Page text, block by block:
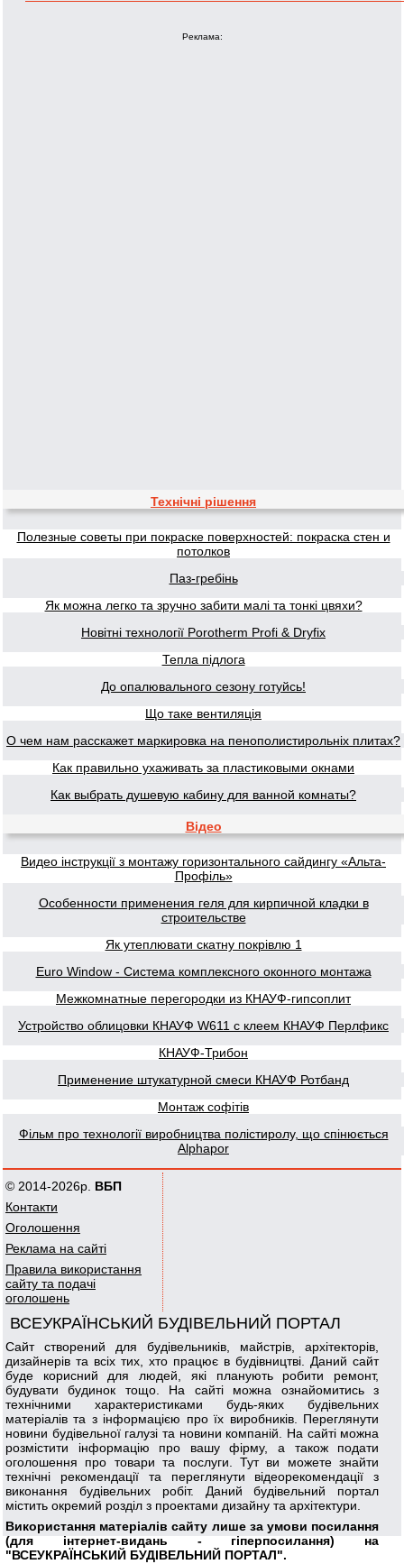
Реклама:
Технічні рішення
Полезные советы при покраске поверхностей: покраска стен и
потолков
Паз-гребінь
Як можна легко та зручно забити малі та тонкі цвяхи?
Новітні технології Porotherm Profi & Dryfix
Тепла підлога
До опалювального сезону готуйсь!
Що таке вентиляція
О чем нам расскажет маркировка на пенополистирольніх плитах?
Как правильно ухаживать за пластиковыми окнами
Как выбрать душевую кабину для ванной комнаты?
Відео
Видео інструкції з монтажу горизонтального сайдингу «Альта-
Профіль»
Особенности применения геля для кирпичной кладки в
строительстве
Як утеплювати скатну покрівлю 1
Euro Window - Система комплексного оконного монтажа
Межкомнатные перегородки из КНАУФ-гипсоплит
Устройство облицовки КНАУФ W611 с клеем КНАУФ Перлфикс
КНАУФ-Трибон
Применение штукатурной смеси КНАУФ Ротбанд
Монтаж софітів
Фільм про технології виробництва полістиролу, що спінюється
Alphapor
© 2014-2026р. ВБП
Контакти
Оголошення
Реклама на сайті
Правила використання
сайту та подачі
оголошень
ВСЕУКРАЇНСЬКИЙ БУДІВЕЛЬНИЙ ПОРТАЛ
Сайт створений для будівельників, майстрів, архітекторів,
дизайнерів та всіх тих, хто працює в будівництві. Даний сайт
буде корисний для людей, які планують робити ремонт,
будувати будинок тощо. На сайті можна ознайомитись з
технічними характеристиками будь-яких будівельних
матеріалів та з інформацією про їх виробників. Переглянути
новини будівельної галузі та новини компаній. На сайті можна
розмістити інформацію про вашу фірму, а також подати
оголошення про товари та послуги. Тут ви можете знайти
технічні рекомендації та переглянути відеорекомендації з
виконання будівельних робіт. Даний будівельний портал
містить окремий розділ з проектами дизайну та архітектури.
Використання матеріалів сайту лише за умови посилання
(для інтернет-видань - гіперпосилання) на
"ВСЕУКРАЇНСЬКИЙ БУДІВЕЛЬНИЙ ПОРТАЛ".